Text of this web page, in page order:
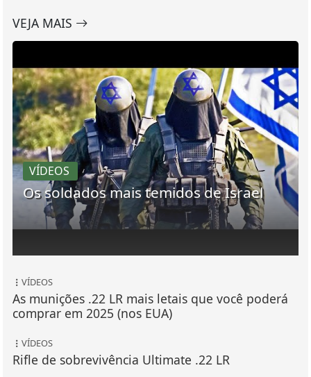
VEJA MAIS
VÍDEOS
Os soldados mais temidos de Israel
VÍDEOS
As munições .22 LR mais letais que você poderá
comprar em 2025 (nos EUA)
VÍDEOS
Rifle de sobrevivência Ultimate .22 LR